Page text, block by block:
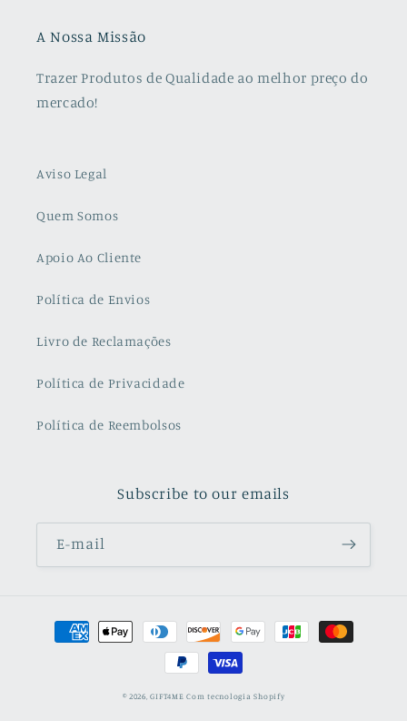
A Nossa Missão
Trazer Produtos de Qualidade ao melhor preço do
mercado!
Aviso Legal
Quem Somos
Apoio Ao Cliente
Política de Envios
Livro de Reclamações
Política de Privacidade
Política de Reembolsos
Subscribe to our emails
E-mail
Métodos
© 2026,GIFT4ME Com tecnologia Shopify